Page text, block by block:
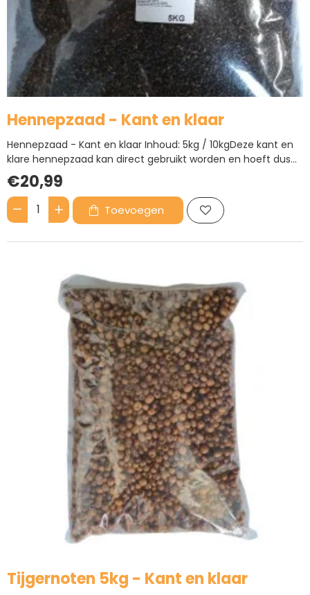
Hennepzaad - Kant en klaar
Hennepzaad - Kant en klaar Inhoud: 5kg / 10kgDeze kant en
klare hennepzaad kan direct gebruikt worden en hoeft dus
niet eerst bereid te worden. Hennepzaad is een erg populaire
en geschikte partikel en is zeer geliefd bij de karper...
€20,99
Hennepzaad
-
Toevoegen
Tijgernoten 5kg - Kant en klaar